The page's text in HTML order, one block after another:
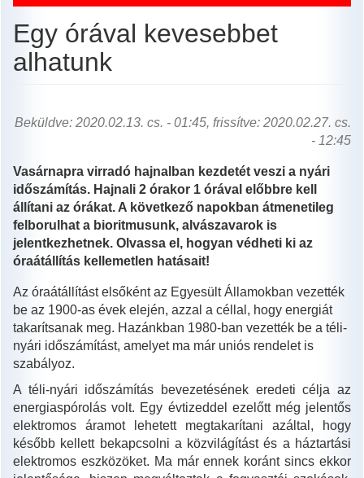
Egy órával kevesebbet
alhatunk
Beküldve: 2020.02.13. cs. - 01:45, frissítve: 2020.02.27. cs.
- 12:45
Vasárnapra virradó hajnalban kezdetét veszi a nyári
időszámítás. Hajnali 2 órakor 1 órával előbbre kell
állítani az órákat. A következő napokban átmenetileg
felborulhat a bioritmusunk, alvászavarok is
jelentkezhetnek. Olvassa el, hogyan védheti ki az
óraátállítás kellemetlen hatásait!
Az óraátállítást elsőként az Egyesült Államokban vezették
be az 1900-as évek elején, azzal a céllal, hogy energiát
takarítsanak meg. Hazánkban 1980-ban vezették be a téli-
nyári időszámítást, amelyet ma már uniós rendelet is
szabályoz.
A téli-nyári időszámítás bevezetésének eredeti célja az
energiaspórolás volt. Egy évtizeddel ezelőtt még jelentős
elektromos áramot lehetett megtakarítani azáltal, hogy
később kellett bekapcsolni a közvilágítást és a háztartási
elektromos eszközöket. Ma már ennek koránt sincs ekkor